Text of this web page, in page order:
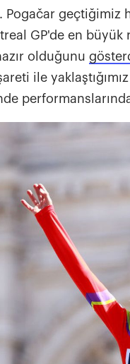
Pogačar geçtiğimiz
GP'de en büyük
olduğunu
ile